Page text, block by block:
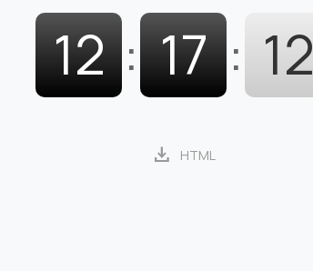
12 : 17 : 13
download HTML